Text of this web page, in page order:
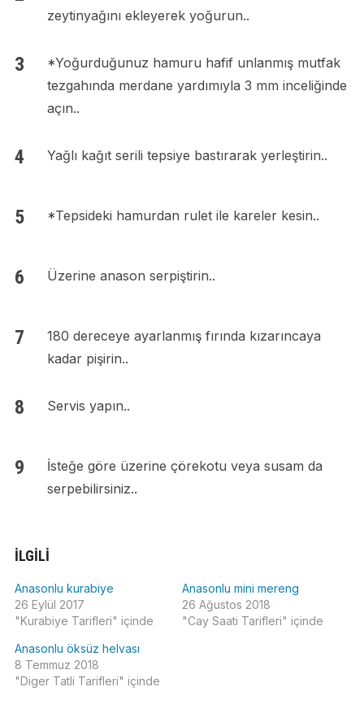
zeytinyağını ekleyerek yoğurun..
*Yoğurduğunuz hamuru hafif unlanmış mutfak
tezgahında merdane yardımıyla 3 mm inceliğinde
açın..
Yağlı kağıt serili tepsiye bastırarak yerleştirin..
*Tepsideki hamurdan rulet ile kareler kesin..
Üzerine anason serpiştirin..
180 dereceye ayarlanmış fırında kızarıncaya
kadar pişirin..
Servis yapın..
İsteğe göre üzerine çörekotu veya susam da
serpebilirsiniz..
İLGILI
Anasonlu kurabiye
26 Eylül 2017
"Kurabiye Tarifleri" içinde
Anasonlu mini mereng
26 Ağustos 2018
"Cay Saati Tarifleri" içinde
Anasonlu öksüz helvası
8 Temmuz 2018
"Diger Tatli Tarifleri" içinde